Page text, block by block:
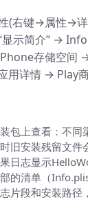
(右键→属性→
示简介” →
存储空间
用详情 → Play
包上查看：不同
旧安装残留文件
日志显示
的清单（
片段和安装路径